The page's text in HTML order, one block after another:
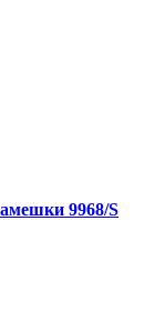
9968/S